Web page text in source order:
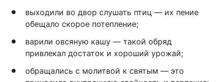
выходили во двор слушать птиц — их пение
обещало скорое потепление;
варили овсяную кашу — такой обряд
привлекал достаток и хороший урожай;
обращались с молитвой к святым — это